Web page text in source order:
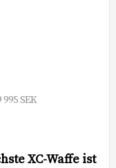
995 SEK
XC-Waffe ist